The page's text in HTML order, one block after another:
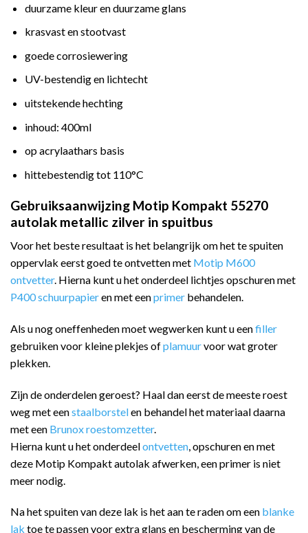
duurzame kleur en duurzame glans
krasvast en stootvast
goede corrosiewering
UV-bestendig en lichtecht
uitstekende hechting
inhoud: 400ml
op acrylaathars basis
hittebestendig tot 110°C
Gebruiksaanwijzing Motip Kompakt 55270
autolak metallic zilver in spuitbus
Voor het beste resultaat is het belangrijk om het te spuiten
oppervlak eerst goed te ontvetten met Motip M600
ontvetter. Hierna kunt u het onderdeel lichtjes opschuren met
P400 schuurpapieren met eenprimer behandelen.
Als u nog oneffenheden moet wegwerken kunt u eenfiller
gebruiken voor kleine plekjes ofplamuurvoor wat groter
plekken.
Zijn de onderdelen geroest? Haal dan eerst de meeste roest
weg met eenstaalborstelen behandel het materiaal daarna
met een Brunox roestomzetter.
Hierna kunt u het onderdeelontvetten , opschuren en met
deze Motip Kompakt autolak afwerken, een primer is niet
meer nodig.
Na het spuiten van deze lak is het aan te raden om een blanke
lak toe te passen voor extra glans en bescherming van de